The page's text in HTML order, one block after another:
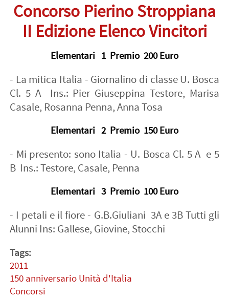
Concorso Pierino Stroppiana
II Edizione Elenco Vincitori
Elementari 1 Premio 200 Euro
- La mitica Italia - Giornalino di classe U. Bosca
Cl. 5 A Ins.: Pier Giuseppina Testore, Marisa
Casale, Rosanna Penna, Anna Tosa
Elementari 2 Premio 150 Euro
- Mi presento: sono Italia - U. Bosca Cl. 5 A e 5
B Ins.: Testore, Casale, Penna
Elementari 3 Premio 100 Euro
- I petali e il fiore - G.B.Giuliani 3A e 3B Tutti gli
Alunni Ins: Gallese, Giovine, Stocchi
Tags:
2011
150 anniversario Unità d'Italia
Concorsi